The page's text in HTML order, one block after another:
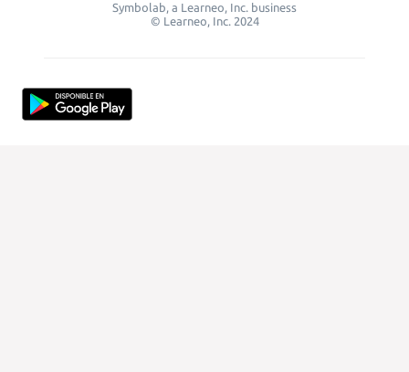
Symbolab, a Learneo, Inc. business
© Learneo, Inc. 2024